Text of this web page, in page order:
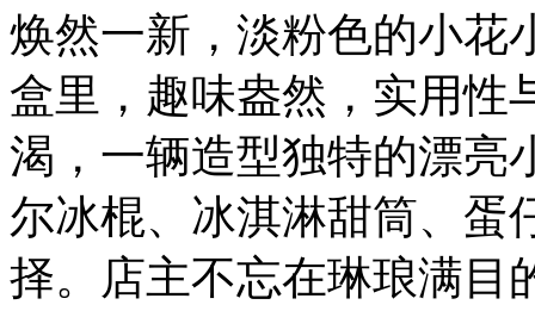
焕然一新，淡粉色的小花
盒里，趣味盎然，实用性
渴，一辆造型独特的漂亮
尔冰棍、冰淇淋甜筒、蛋
择。店主不忘在琳琅满目